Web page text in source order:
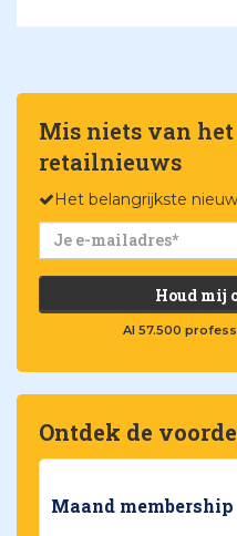
Mis niets van
retailnieuws
Het belangrijkste
Houd mij
Al 57.500
Ontdek de
Maand membership